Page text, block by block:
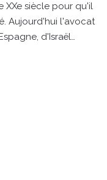
XXe siècle pour qu'il
Aujourd'hui l'avocat
d'Israël…